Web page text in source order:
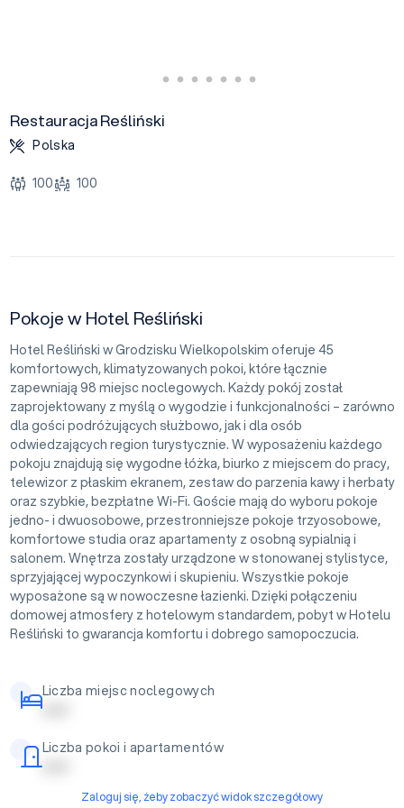
Restauracja Reśliński
Polska
100 100
Pokoje w Hotel Reśliński
Hotel Reśliński w Grodzisku Wielkopolskim oferuje 45
komfortowych, klimatyzowanych pokoi, które łącznie
zapewniają 98 miejsc noclegowych. Każdy pokój został
zaprojektowany z myślą o wygodzie i funkcjonalności – zarówno
dla gości podróżujących służbowo, jak i dla osób
odwiedzających region turystycznie. W wyposażeniu każdego
pokoju znajdują się wygodne łóżka, biurko z miejscem do pracy,
telewizor z płaskim ekranem, zestaw do parzenia kawy i herbaty
oraz szybkie, bezpłatne Wi-Fi. Goście mają do wyboru pokoje
jedno- i dwuosobowe, przestronniejsze pokoje trzyosobowe,
komfortowe studia oraz apartamenty z osobną sypialnią i
salonem. Wnętrza zostały urządzone w stonowanej stylistyce,
sprzyjającej wypoczynkowi i skupieniu. Wszystkie pokoje
wyposażone są w nowoczesne łazienki. Dzięki połączeniu
domowej atmosfery z hotelowym standardem, pobyt w Hotelu
Reśliński to gwarancja komfortu i dobrego samopoczucia.
Liczba miejsc noclegowych
| | | | |
Liczba pokoi i apartamentów
| | | | |
Zaloguj się, żeby zobaczyć widok szczegółowy